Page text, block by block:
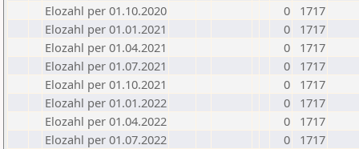
Elozahl per 01.10.2020
0
1717
Elozahl per 01.01.2021
0
1717
Elozahl per 01.04.2021
0
1717
Elozahl per 01.07.2021
0
1717
Elozahl per 01.10.2021
0
1717
Elozahl per 01.01.2022
0
1717
Elozahl per 01.04.2022
0
1717
Elozahl per 01.07.2022
0
1717